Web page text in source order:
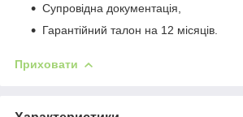
Супровідна документація,
Гарантійний талон на 12 місяців.
Приховати